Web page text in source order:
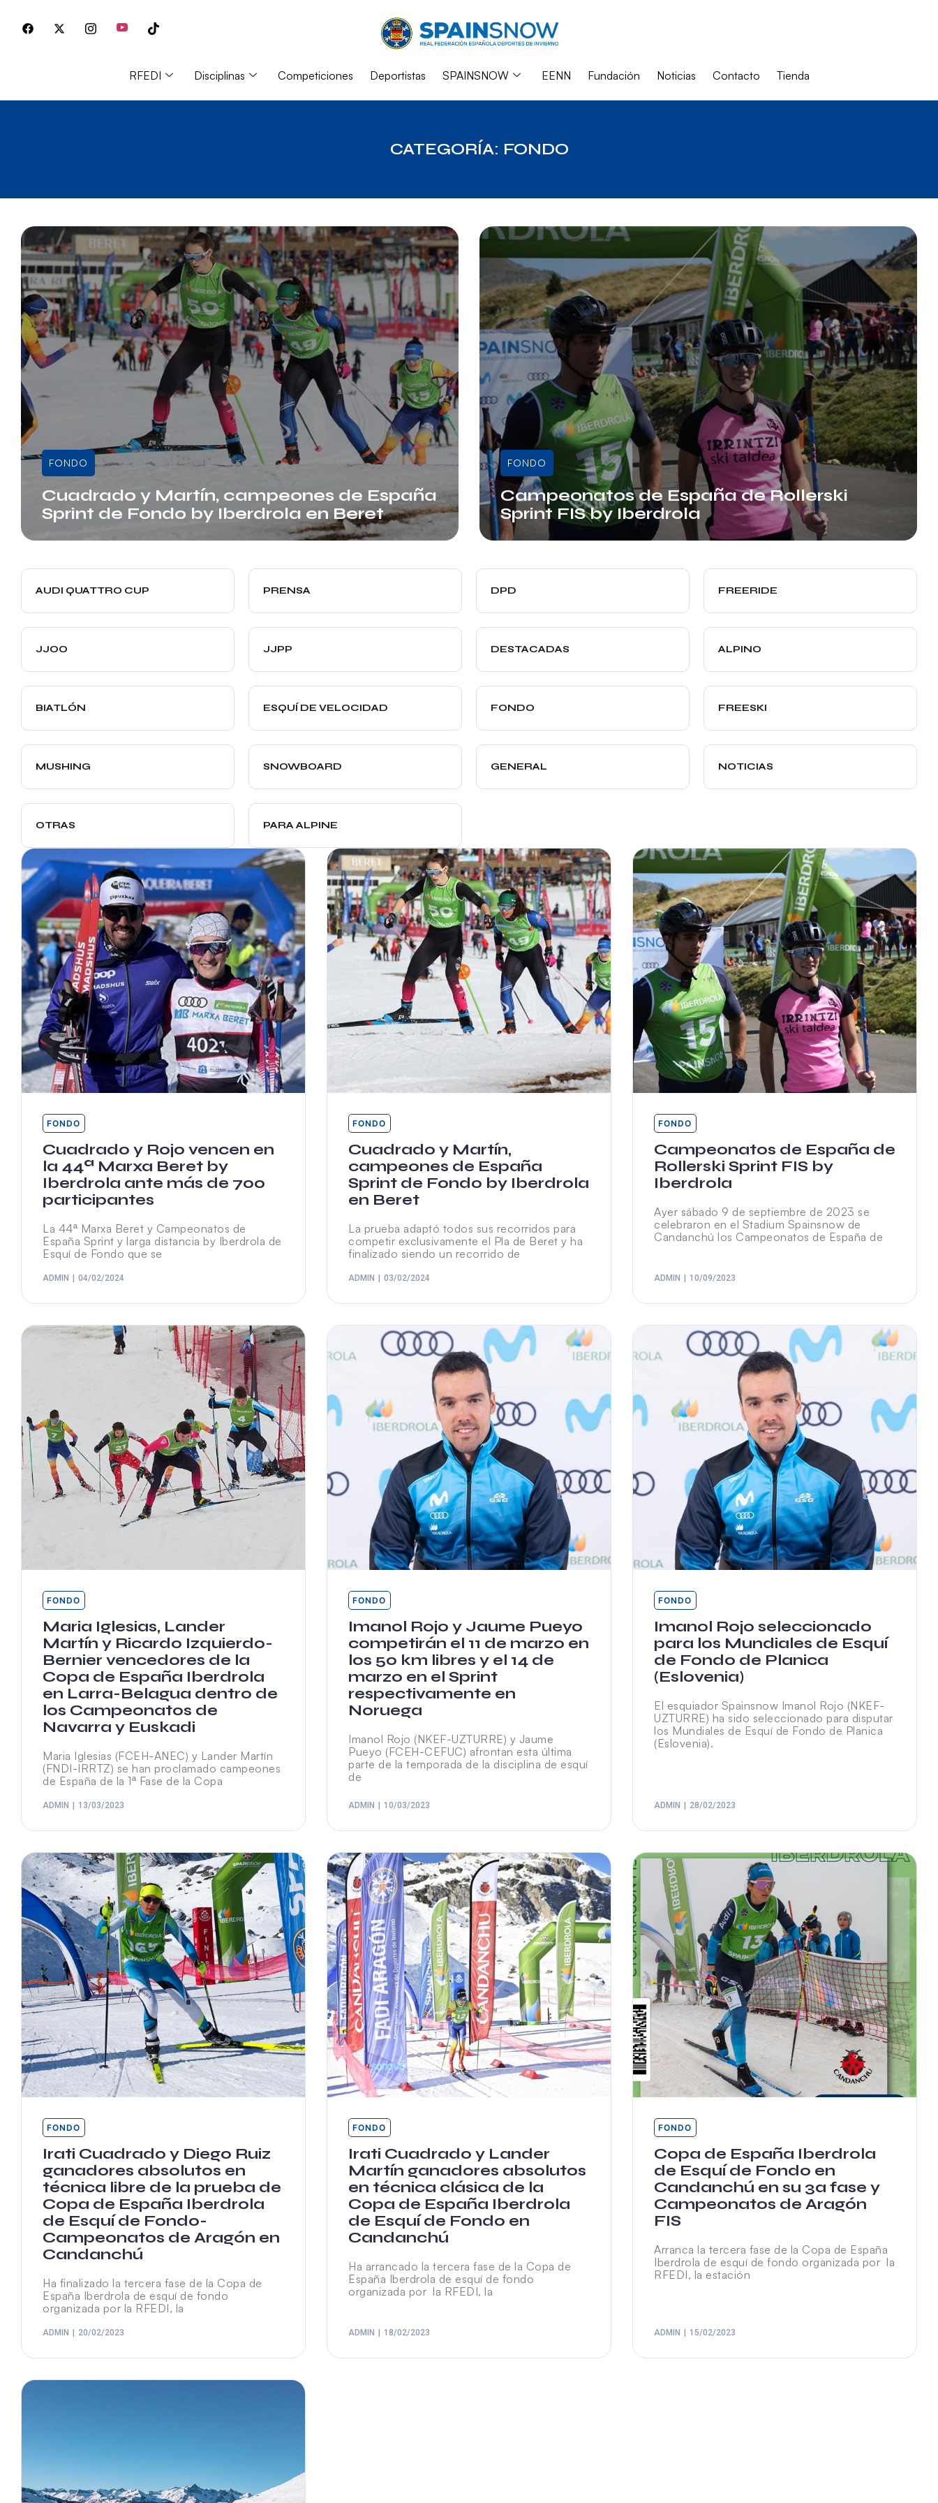
RFEDI Disciplinas Competiciones Deportistas SPAINSNOW EENN Fundación Noticias Contacto Tienda
CATEGORÍA: FONDO
FONDO
Cuadrado y Martín, campeones de España
Sprint de Fondo by Iberdrola en Beret
FONDO
Campeonatos de España de Rollerski
Sprint FIS by Iberdrola
AUDI QUATTRO CUP PRENSA DPD FREERIDE
JJOO JJPP DESTACADAS ALPINO
BIATLÓN ESQUÍ DE VELOCIDAD FONDO FREESKI
MUSHING SNOWBOARD GENERAL NOTICIAS
OTRAS PARA ALPINE
FONDO
Cuadrado y Rojo vencen en
la 44ª Marxa Beret by
Iberdrola ante más de 700
participantes
La 44ª Marxa Beret y Campeonatos de
España Sprint y larga distancia by Iberdrola de
Esquí de Fondo que se
ADMIN 04/02/2024
FONDO
Cuadrado y Martín,
campeones de España
Sprint de Fondo by Iberdrola
en Beret
La prueba adaptó todos sus recorridos para
competir exclusivamente el Pla de Beret y ha
finalizado siendo un recorrido de
ADMIN 03/02/2024
FONDO
Campeonatos de España de
Rollerski Sprint FIS by
Iberdrola
Ayer sábado 9 de septiembre de 2023 se
celebraron en el Stadium Spainsnow de
Candanchú los Campeonatos de España de
ADMIN 10/09/2023
FONDO
Maria Iglesias, Lander
Martín y Ricardo Izquierdo-
Bernier vencedores de la
Copa de España Iberdrola
en Larra-Belagua dentro de
los Campeonatos de
Navarra y Euskadi
Maria Iglesias (FCEH-ANEC) y Lander Martín
(FNDI-IRRTZ) se han proclamado campeones
de España de la 1ª Fase de la Copa
ADMIN 13/03/2023
FONDO
Imanol Rojo y Jaume Pueyo
competirán el 11 de marzo en
los 50 km libres y el 14 de
marzo en el Sprint
respectivamente en
Noruega
Imanol Rojo (NKEF-UZTURRE) y Jaume
Pueyo (FCEH-CEFUC) afrontan esta última
parte de la temporada de la disciplina de esquí
de
ADMIN 10/03/2023
FONDO
Imanol Rojo seleccionado
para los Mundiales de Esquí
de Fondo de Planica
(Eslovenia)
El esquiador Spainsnow Imanol Rojo (NKEF-
UZTURRE) ha sido seleccionado para disputar
los Mundiales de Esquí de Fondo de Planica
(Eslovenia).
ADMIN 28/02/2023
FONDO
Irati Cuadrado y Diego Ruiz
ganadores absolutos en
técnica libre de la prueba de
Copa de España Iberdrola
de Esquí de Fondo-
Campeonatos de Aragón en
Candanchú
Ha finalizado la tercera fase de la Copa de
España Iberdrola de esquí de fondo
organizada por la RFEDI, la
ADMIN 20/02/2023
FONDO
Irati Cuadrado y Lander
Martín ganadores absolutos
en técnica clásica de la
Copa de España Iberdrola
de Esquí de Fondo en
Candanchú
Ha arrancado la tercera fase de la Copa de
España Iberdrola de esquí de fondo
organizada por la RFEDI, la
ADMIN 18/02/2023
FONDO
Copa de España Iberdrola
de Esquí de Fondo en
Candanchú en su 3a fase y
Campeonatos de Aragón
FIS
Arranca la tercera fase de la Copa de España
Iberdrola de esquí de fondo organizada por la
RFEDI, la estación
ADMIN 15/02/2023